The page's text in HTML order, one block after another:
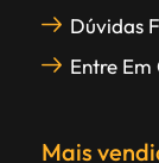
Dúvidas
Entre
Mais